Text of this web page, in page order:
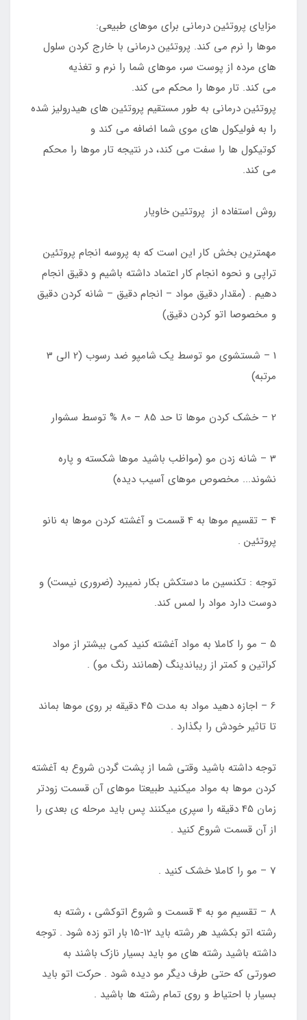
مزایای پروتئین درمانی برای موهای طبیعی:
موها را نرم می کند. پروتئین درمانی با خارج کردن سلول
های مرده از پوست سر، موهای شما را نرم و تغذیه
می کند. تار موها را محکم می کند.
پروتئین درمانی به طور مستقیم پروتئین های هیدرولیز شده
را به فولیکول های موی شما اضافه می کند و
کوتیکول ها را سفت می کند، در نتیجه تار موها را محکم
می کند.
روش استفاده از پروتئین خاویار
مهمترین بخش کار این است که به پروسه انجام پروتئین
تراپی و نحوه انجام کار اعتماد داشته باشیم و دقیق انجام
دهیم . (مقدار دقیق مواد – انجام دقیق – شانه کردن دقیق
و مخصوصا اتو کردن دقیق)
1 – شستشوی مو توسط یک شامپو ضد رسوب (2 الی 3
مرتبه)
2 – خشک کردن موها تا حد 85 – 80 % توسط سشوار
3 – شانه زدن مو (مواظب باشید موها شکسته و پاره
نشوند... مخصوص موهای آسیب دیده)
4 – تقسیم موها به 4 قسمت و آغشته کردن موها به نانو
پروتئین .
توجه : تکنسین ما دستکش بکار نمیبرد (ضروری نیست) و
دوست دارد مواد را لمس کند.
5 – مو را کاملا به مواد آغشته کنید کمی بیشتر از مواد
کراتین و کمتر از ریباندینگ (همانند رنگ مو) .
6 – اجازه دهید مواد به مدت 45 دقیقه بر روی موها بماند
تا تاثیر خودش را بگذارد .
توجه داشته باشید وقتی شما از پشت گردن شروع به آغشته
کردن موها به مواد میکنید طبیعتا موهای آن قسمت زودتر
زمان 45 دقیقه را سپری میکنند پس باید مرحله ی بعدی را
از آن قسمت شروع کنید .
7 – مو را کاملا خشک کنید .
8 – تقسیم مو به 4 قسمت و شروع اتوکشی ، رشته به
رشته اتو بکشید هر رشته باید 12-15 بار اتو زده شود . توجه
داشته باشید رشته های مو باید بسیار نازک باشند به
صورتی که حتی طرف دیگر مو دیده شود . حرکت اتو باید
بسیار با احتیاط و روی تمام رشته ها باشید .